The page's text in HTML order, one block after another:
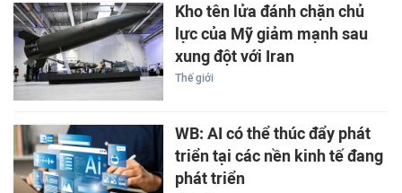
Kho tên lửa đánh chặn chủ
lực của Mỹ giảm mạnh sau
xung đột với Iran
Thế giới
WB: AI có thể thúc đẩy phát
triển tại các nền kinh tế đang
phát triển